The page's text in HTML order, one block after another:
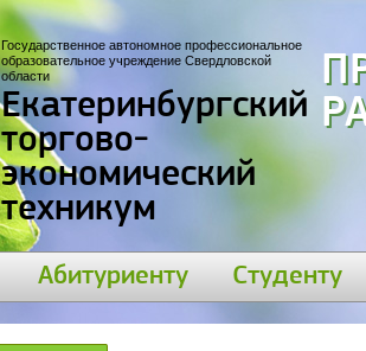
Государственное автономное профессиональное
образовательное учреждение Свердловской
области
Екатеринбургский
торгово-
экономический
техникум
Абитуриенту Студенту